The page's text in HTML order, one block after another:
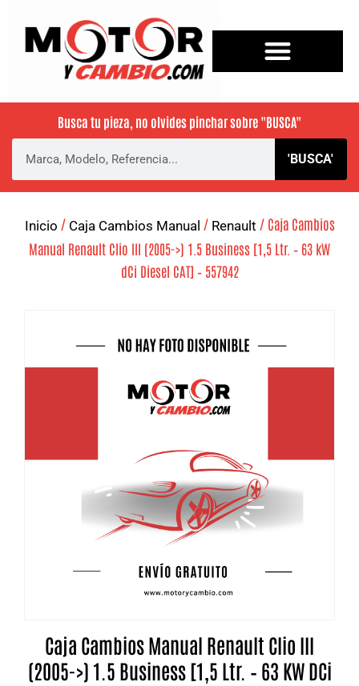
Busca tu pieza, no olvides pinchar sobre "BUSCA"
'BUSCA'
Inicio / Caja Cambios Manual / Renault / Caja Cambios
Manual Renault Clio III (2005->) 1.5 Business [1,5 Ltr. – 63 kW
dCi Diesel CAT] – 557942
Caja Cambios Manual Renault Clio III
(2005->) 1.5 Business [1,5 Ltr. – 63 KW DCi